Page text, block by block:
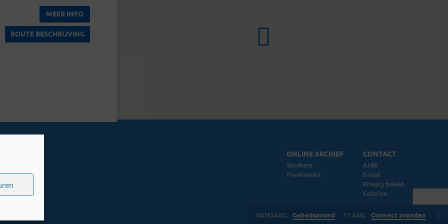
MEER INFO
ROUTE BESCHRIJVING
ONLINE ARCHIEF
Sprekers
Preekseries
CONTACT
ANBI
E-mail
Privacy beleid
Colofon
VANDAAG Gebedsavond 11 AUG Connect avonden